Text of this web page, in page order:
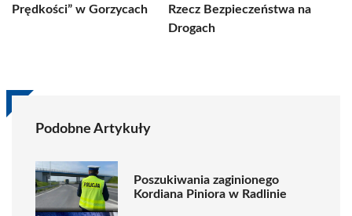
Prędkości” w Gorzycach
Rzecz Bezpieczeństwa na
Drogach
Podobne Artykuły
Poszukiwania zaginionego
Kordiana Piniora w Radlinie